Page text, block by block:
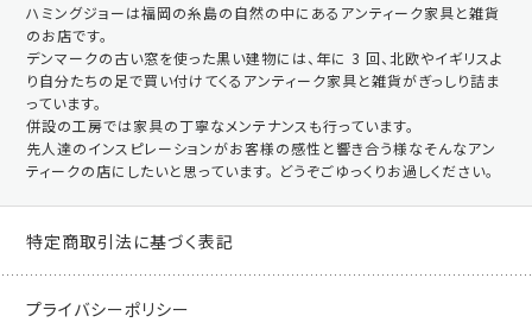
ハミングジョーは福岡の糸島の自然の中にあるアンティーク家具と雑貨
のお店です。
デンマークの古い窓を使った黒い建物には、年に 3 回、北欧やイギリスよ
り自分たちの足で買い付けてくるアンティーク家具と雑貨がぎっしり詰ま
っています。
併設の工房では家具の丁寧なメンテナンスも行っています。
先人達のインスピレーションがお客様の感性と響き合う様なそんなアン
ティークの店にしたいと思っています。 どうぞごゆっくりお過しください。
特定商取引法に基づく表記
プライバシーポリシー